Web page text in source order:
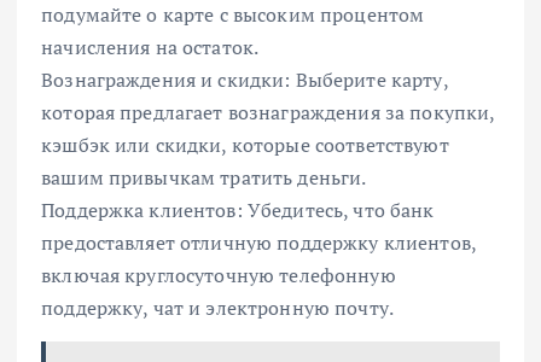
подумайте о карте с высоким процентом
начисления на остаток.
Вознаграждения и скидки: Выберите карту,
которая предлагает вознаграждения за покупки,
кэшбэк или скидки, которые соответствуют
вашим привычкам тратить деньги.
Поддержка клиентов: Убедитесь, что банк
предоставляет отличную поддержку клиентов,
включая круглосуточную телефонную
поддержку, чат и электронную почту.